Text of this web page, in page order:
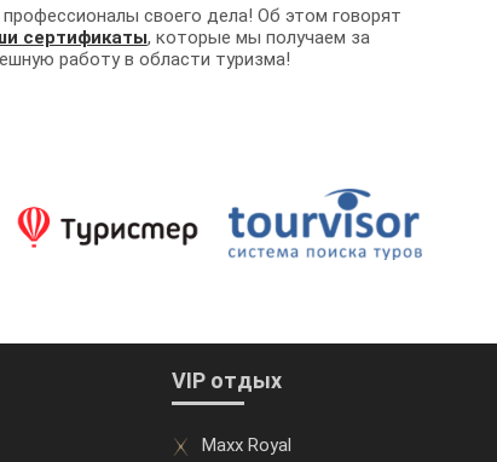
своего дела! Об этом говорят
сертификаты, которые мы получаем за
работу в области туризма!
VIP отдых
Maxx Royal